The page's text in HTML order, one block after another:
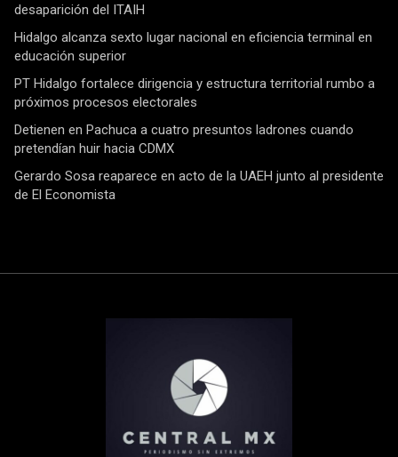
desaparición del ITAIH
Hidalgo alcanza sexto lugar nacional en eficiencia terminal en
educación superior
PT Hidalgo fortalece dirigencia y estructura territorial rumbo a
próximos procesos electorales
Detienen en Pachuca a cuatro presuntos ladrones cuando
pretendían huir hacia CDMX
Gerardo Sosa reaparece en acto de la UAEH junto al presidente
de El Economista